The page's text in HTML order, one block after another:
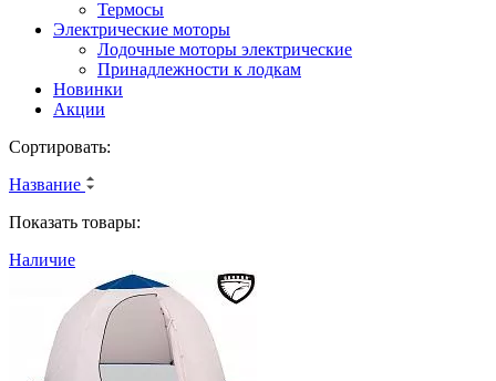
Термосы
Электрические моторы
Лодочные моторы электрические
Принадлежности к лодкам
Новинки
Акции
Сортировать:
Название
Показать товары:
Наличие